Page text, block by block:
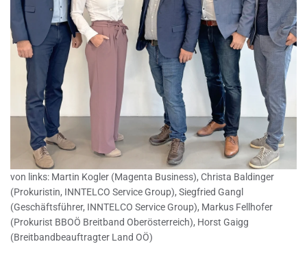
von links: Martin Kogler (Magenta Business), Christa Baldinger
(Prokuristin, INNTELCO Service Group), Siegfried Gangl
(Geschäftsführer, INNTELCO Service Group), Markus Fellhofer
(Prokurist BBOÖ Breitband Oberösterreich), Horst Gaigg
(Breitbandbeauftragter Land OÖ)